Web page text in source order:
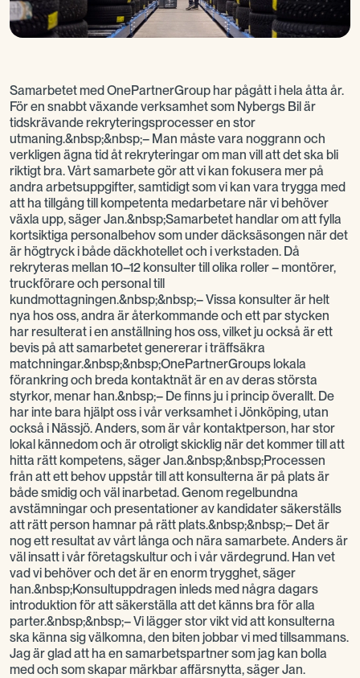
Samarbetet med OnePartnerGroup har pågått i hela åtta år.
För en snabbt växande verksamhet som Nybergs Bil är
tidskrävande rekryteringsprocesser en stor
utmaning.&nbsp;&nbsp;– Man måste vara noggrann och
verkligen ägna tid åt rekryteringar om man vill att det ska bli
riktigt bra. Vårt samarbete gör att vi kan fokusera mer på
andra arbetsuppgifter, samtidigt som vi kan vara trygga med
att ha tillgång till kompetenta medarbetare när vi behöver
växla upp, säger Jan.&nbsp;Samarbetet handlar om att fylla
kortsiktiga personalbehov som under däcksäsongen när det
är högtryck i både däckhotellet och i verkstaden. Då
rekryteras mellan 10–12 konsulter till olika roller – montörer,
truckförare och personal till
kundmottagningen.&nbsp;&nbsp;– Vissa konsulter är helt
nya hos oss, andra är återkommande och ett par stycken
har resulterat i en anställning hos oss, vilket ju också är ett
bevis på att samarbetet genererar i träffsäkra
matchningar.&nbsp;&nbsp;OnePartnerGroups lokala
förankring och breda kontaktnät är en av deras största
styrkor, menar han.&nbsp;– De finns ju i princip överallt. De
har inte bara hjälpt oss i vår verksamhet i Jönköping, utan
också i Nässjö. Anders, som är vår kontaktperson, har stor
lokal kännedom och är otroligt skicklig när det kommer till att
hitta rätt kompetens, säger Jan.&nbsp;&nbsp;Processen
från att ett behov uppstår till att konsulterna är på plats är
både smidig och väl inarbetad. Genom regelbundna
avstämningar och presentationer av kandidater säkerställs
att rätt person hamnar på rätt plats.&nbsp;&nbsp;– Det är
nog ett resultat av vårt långa och nära samarbete. Anders är
väl insatt i vår företagskultur och i vår värdegrund. Han vet
vad vi behöver och det är en enorm trygghet, säger
han.&nbsp;Konsultuppdragen inleds med några dagars
introduktion för att säkerställa att det känns bra för alla
parter.&nbsp;&nbsp;– Vi lägger stor vikt vid att konsulterna
ska känna sig välkomna, den biten jobbar vi med tillsammans.
Jag är glad att ha en samarbetspartner som jag kan bolla
med och som skapar märkbar affärsnytta, säger Jan.